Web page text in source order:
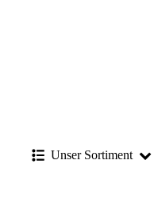
Unser Sortiment